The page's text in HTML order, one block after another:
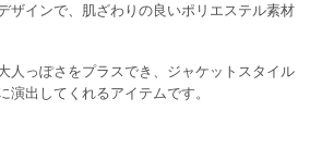
ザインで、肌ざわりの良いポリエステル素材
人っぽさをプラスでき、ジャケットスタイル
演出してくれるアイテムです。